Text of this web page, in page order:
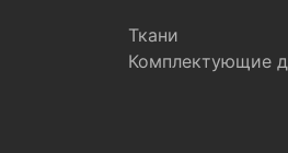
Ткани
Комплектующие